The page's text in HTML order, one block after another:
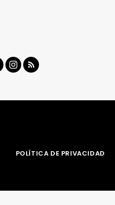
POLÍTICA DE PRIVACIDAD